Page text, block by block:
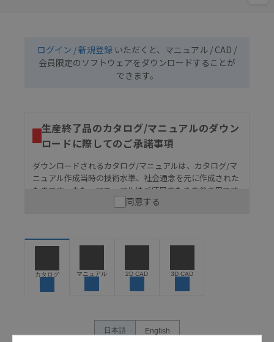
ログイン / 新規登録 いただくと、マニュアル / CAD /
会員限定のソフトウェアをダウンロードすることが
できます。
生産終了品のカタログ/マニュアルのダウン
ロードに際してのご承諾事項
ダウンロードされるカタログ/マニュアルは、カタログ/マ
ニュアル作成当時の技術水準、社会通念を元に作成された
ものです。また、マニュアルはご使用のための参考用です
ので、ご使用にあたっての安全性については十分にご配慮
うな用途に使用される場合には、システム全体として
保できるよう設計されていること、および本製品が全
ン事例は参考用ですので、ご採用に際しては機器・装
同意する
カタログ マニュアル 2D CAD 3D CAD
日本語 English